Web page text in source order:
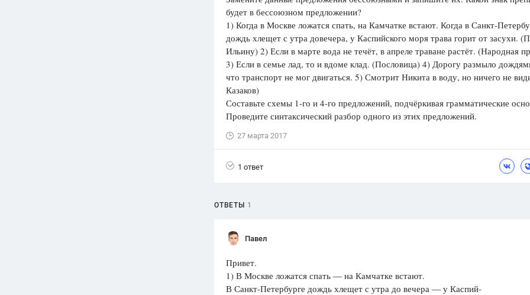
Вузы
1752 ответа
Олимпиады
ответа
Spotlight
ГИА
ответов
Психология
Отношения, Любовь,Красота,
ПОКАЗАТЬ ВСЕ
будет в бессоюзном предложении?
1) Когда в Москве ложатся спать, на Камчатке встают. Когда в Санкт-
дождь хлещет с утра довечера, у Каспийского моря трава горит от засухи.
Ильину) 2) Если в марте вода не течёт, в апреле траване растёт. (Народная
3) Если в семье лад, то и вдоме клад. (Пословица) 4) Дорогу размыло
что транспорт не мог двигаться. 5) Смотрит Никита в воду, но ничего не
Казаков)
Составьте схемы 1-го и 4-го предложений, подчёркивая грамматические
Проведите синтаксический разбор одного из этих предложений.
27 марта 2017
1 ответ
ОТВЕТЫ 1
Павел
Привет.
1) В Москве ложатся спать — на Камчатке встают.
В Санкт-Петербурге дождь хлещет с утра до вечера — у Каспий-